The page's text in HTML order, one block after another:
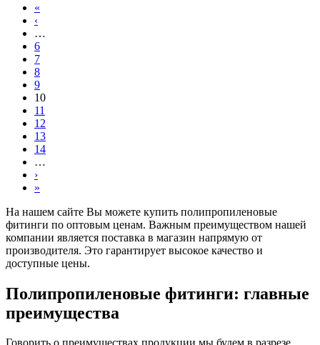
«
‹
…
6
7
8
9
10
11
12
13
14
…
›
»
На нашем сайте Вы можете купить полипропиленовые
фитинги по оптовым ценам. Важным преимуществом нашей
компании является поставка в магазин напрямую от
производителя. Это гарантирует высокое качество и
доступные цены.
Полипропиленовые фитинги: главные
преимущества